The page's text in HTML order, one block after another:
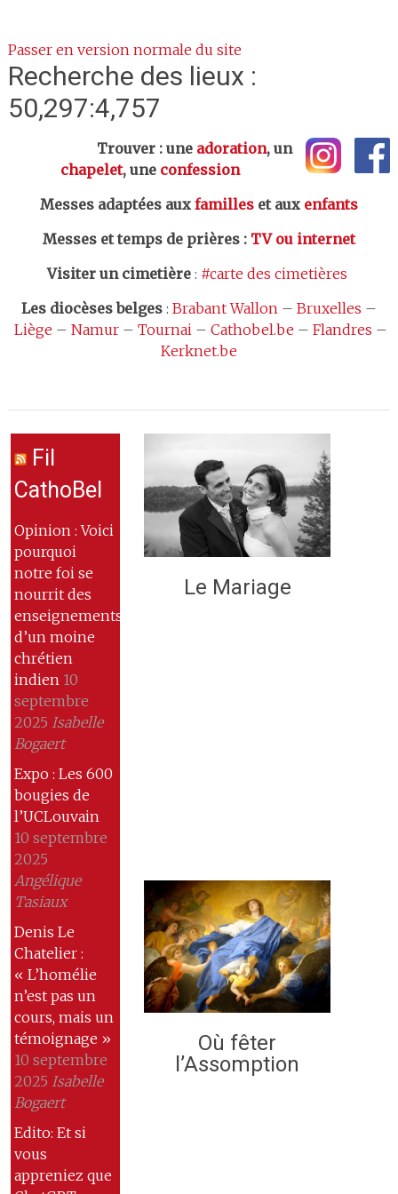
Passer en version normale du site
Recherche des lieux :
50,297:4,757
Trouver : une adoration, un
chapelet, une confession
Messes adaptées aux familleset aux enfants
Messes et temps de prières: TV ou internet
Visiter un cimetière: #carte des cimetières
Les diocèses belges: Brabant Wallon– Bruxelles –
Liège – Namur– Tournai– Cathobel.be – Flandres –
Kerknet.be
Fil
CathoBel
Opinion : Voici
pourquoi
notre foi se
nourrit des
enseignements
d’un moine
chrétien
indien 10
septembre
2025 Isabelle
Bogaert
Expo : Les 600
bougies de
l’UCLouvain
10 septembre
2025
Angélique
Tasiaux
Denis Le
Chatelier :
« L’homélie
n’est pas un
cours, mais un
témoignage »
10 septembre
2025 Isabelle
Bogaert
Edito: Et si
vous
appreniez que
Le Mariage
Où fêter
l’Assomption